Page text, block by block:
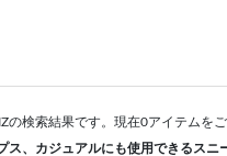
の検索結果です。現在0アイテムを
ス、カジュアルにも使用できるスニ